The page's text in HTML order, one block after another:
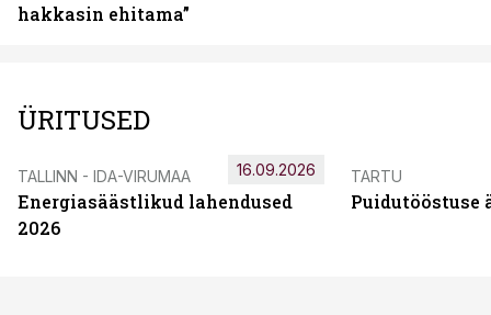
hakkasin ehitama”
ÜRITUSED
TALLINN - IDA-VIRUMAA
Energiasäästlikud lahendused
2026
16.09.2026 TARTU
Puidutööstuse